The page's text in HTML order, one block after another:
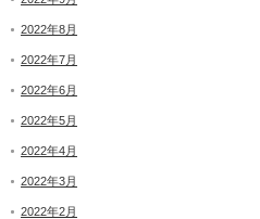
2022年8月
2022年7月
2022年6月
2022年5月
2022年4月
2022年3月
2022年2月